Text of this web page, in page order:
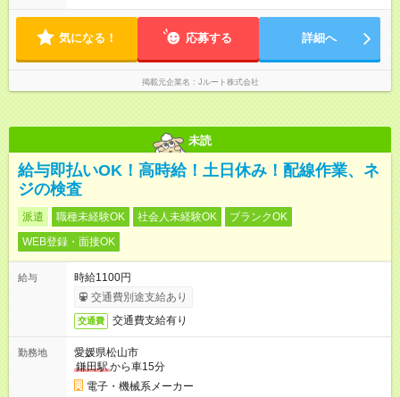
気になる！ 応募する 詳細へ
掲載元企業名 Jルート株式会社
未読
給与即払いOK！高時給！土日休み！配線作業、ネ
ジの検査
派遣 職種未経験OK 社会人未経験OK
ブランクOK
WEB登録・面接OK
給与
時給1100円
交通費別途支給あり
交通費 交通費支給有り
勤務地
愛媛県松山市
鎌田駅から車15分
電子・機械系メーカー